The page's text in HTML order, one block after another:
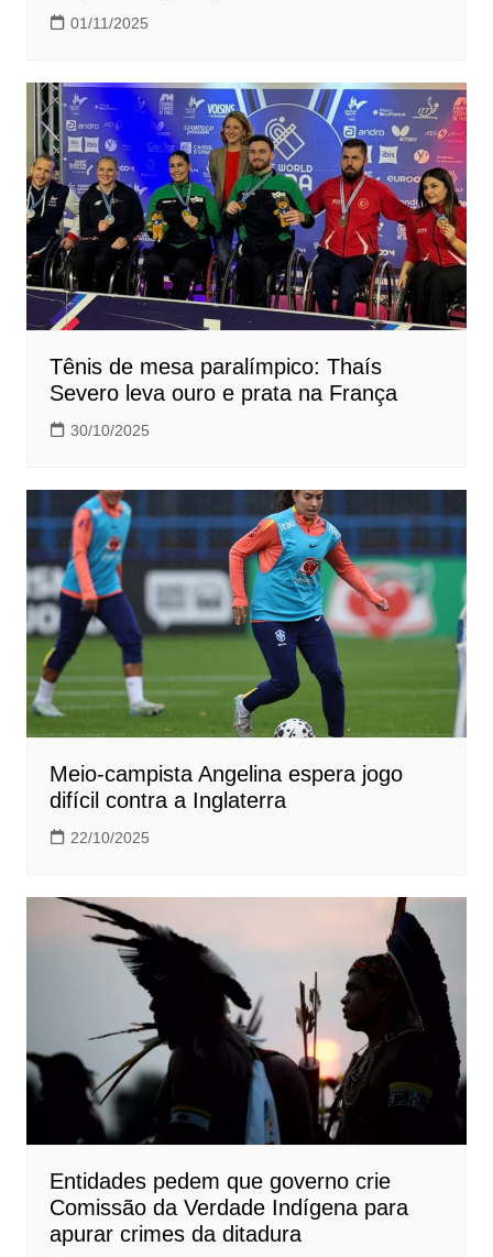
01/11/2025
Tênis de mesa paralímpico: Thaís
Severo leva ouro e prata na França
30/10/2025
Meio-campista Angelina espera jogo
difícil contra a Inglaterra
22/10/2025
Entidades pedem que governo crie
Comissão da Verdade Indígena para
apurar crimes da ditadura